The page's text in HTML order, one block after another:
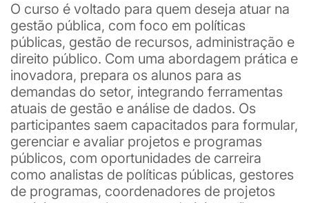
O curso é voltado para quem deseja atuar na
gestão pública, com foco em políticas
públicas, gestão de recursos, administração e
direito público. Com uma abordagem prática e
inovadora, prepara os alunos para as
demandas do setor, integrando ferramentas
atuais de gestão e análise de dados. Os
participantes saem capacitados para formular,
gerenciar e avaliar projetos e programas
públicos, com oportunidades de carreira
como analistas de políticas públicas, gestores
de programas, coordenadores de projetos